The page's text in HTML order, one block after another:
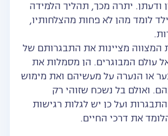
ודעתן. יתרה מכך, תהליך הלמידה
לומד מהן לא פחות מהצלחותיו,
המצווה מציינות את התבגרותם של
עולם המבוגרים. הן מסמלות את
או הנערה על מעשיהם ואת מימוש
ואולם בל נשכח שזוהי רק
ועל כן יש לגלות רגישות
את דרכי החיים.